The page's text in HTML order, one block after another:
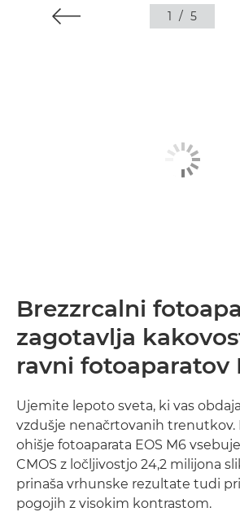
1 / 5
Brezzrcalni
zagotavlja
ravni fotoaparatov
Ujemite lepoto sveta, ki vas
vzdušje nenačrtovanih
ohišje fotoaparata EOS M6
CMOS z ločljivostjo 24,2 milijona
prinaša vrhunske rezultate tudi
pogojih z visokim kontrastom.